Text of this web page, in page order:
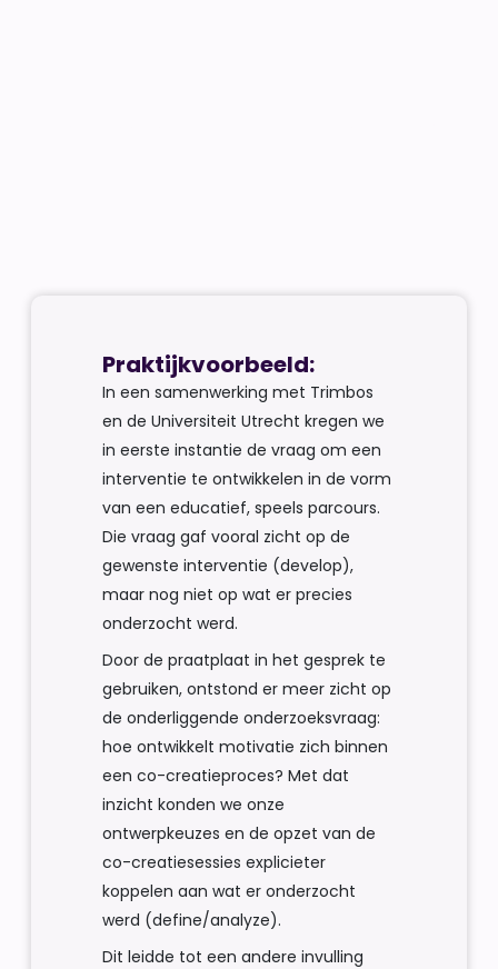
Praktijkvoorbeeld:
In een samenwerking met Trimbos
en de Universiteit Utrecht kregen we
in eerste instantie de vraag om een
interventie te ontwikkelen in de vorm
van een educatief, speels parcours.
Die vraag gaf vooral zicht op de
gewenste interventie (develop),
maar nog niet op wat er precies
onderzocht werd.
Door de praatplaat in het gesprek te
gebruiken, ontstond er meer zicht op
de onderliggende onderzoeksvraag:
hoe ontwikkelt motivatie zich binnen
een co-creatieproces? Met dat
inzicht konden we onze
ontwerpkeuzes en de opzet van de
co-creatiesessies explicieter
koppelen aan wat er onderzocht
werd (define/analyze).
Dit leidde tot een andere invulling